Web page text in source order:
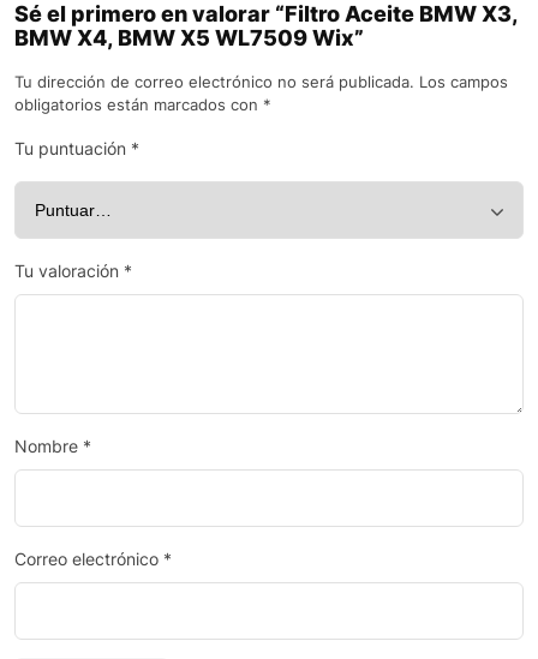
Sé el primero en valorar “Filtro Aceite BMW X3,
BMW X4, BMW X5 WL7509 Wix”
Tu dirección de correo electrónico no será publicada. Los campos
obligatorios están marcados con *
Tu puntuación *
Tu valoración *
Nombre *
Correo electrónico *